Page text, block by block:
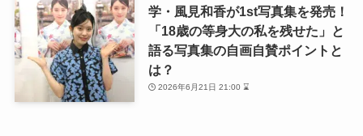
学・風見和香が1st写真集を発売！
「18歳の等身大の私を残せた」と
語る写真集の自画自賛ポイントと
は？
2026年6月21日 21:00 ⌛